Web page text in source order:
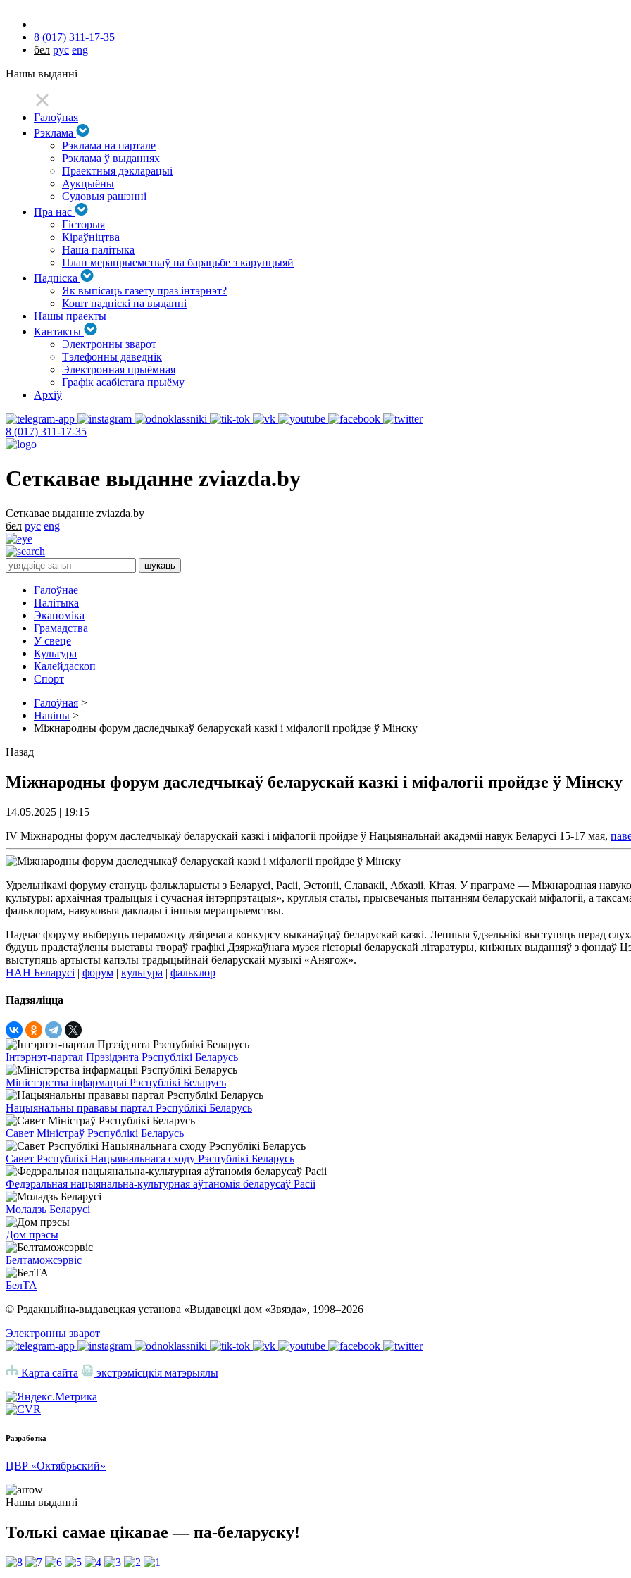
8 (017) 311-17-35
бел рус eng
Нашы выданні
Галоўная
Рэклама
Рэклама на партале
Рэклама ў выданнях
Праектныя дэкларацыі
Аукцыёны
Судовыя рашэнні
Пра нас
Гісторыя
Кіраўніцтва
Наша палітыка
План мерапрыемстваў па барацьбе з карупцыяй
Падпіска
Як выпісаць газету праз інтэрнэт?
Кошт падпіскі на выданні
Нашы праекты
Кантакты
Электронны зварот
Тэлефонны даведнік
Электронная прыёмная
Графік асабістага прыёму
Архіў
8 (017) 311-17-35
Сеткавае выданне zviazda.by
Сеткавае выданне zviazda.by
бел рус eng
Галоўнае
Палітыка
Эканоміка
Грамадства
У свеце
Культура
Калейдаскоп
Спорт
Галоўная >
Навіны >
Міжнародны форум даследчыкаў беларускай казкі і міфалогіі пройдзе ў Мінску
Назад
Міжнародны форум даследчыкаў беларускай казкі і міфалогіі пройдзе ў Мінску
14.05.2025 | 19:15
IV Міжнародны форум даследчыкаў беларускай казкі і міфалогіі пройдзе ў Нацыянальнай акадэміі навук Беларусі 15-17 мая,
Удзельнікамі форуму стануць фалькларысты з Беларусі, Расіі, Эстоніі, Славакіі, Абхазіі, Кітая. У праграме — Міжнародная
культуры: архаічная традыцыя і сучасная інтэрпрэтацыя», круглыя сталы, прысвечаныя пытанням беларускай міфалогіі, а
фальклорам, навуковыя даклады і іншыя мерапрыемствы.
Падчас форуму выберуць пераможцу дзіцячага конкурсу выканаўцаў беларускай казкі. Лепшыя ўдзельнікі выступяць перад
будуць прадстаўлены выставы твораў графікі Дзяржаўнага музея гісторыі беларускай літаратуры, кніжных выданняў з фондаў
выступяць артысты капэлы традыцыйнай беларускай музыкі «Анягож».
НАН Беларусі | форум | культура | фальклор
Падзяліцца
Інтэрнэт-партал Прэзідэнта Рэспублікі Беларусь
Міністэрства інфармацыі Рэспублікі Беларусь
Нацыянальны прававы партал Рэспублікі Беларусь
Савет Міністраў Рэспублікі Беларусь
Савет Рэспублікі Нацыянальнага сходу Рэспублікі Беларусь
Федэральная нацыянальна-культурная аўтаномія беларусаў Расіі
Моладзь Беларусі
Дом прэсы
Белтаможсэрвіс
БелТА
© Рэдакцыйна-выдавецкая установа «Выдавецкі дом «Звязда», 1998–2026
Электронны зварот
Карта сайта экстрэмісцкія матэрыялы
Разработка
ЦВР «Октябрьский»
Нашы выданні
Толькі самае цікавае — па-беларуску!